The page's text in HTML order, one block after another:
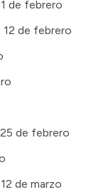
de febrero
de febrero
de febrero
de marzo